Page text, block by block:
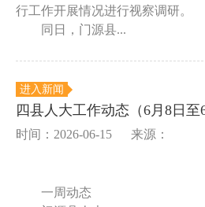
行工作开展情况进行视察调研。
同日，门源县...
进入新闻
四县人大工作动态（6月8日至6
时间：2026-06-15 来源：
一周动态